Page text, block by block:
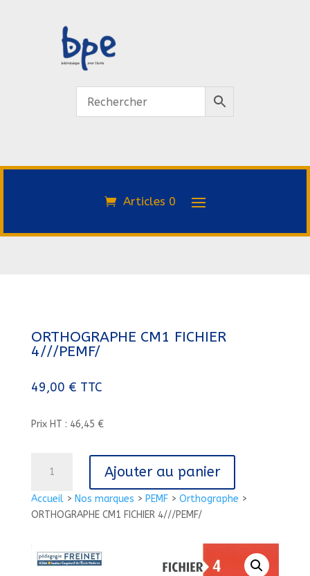
Articles 0
Accueil> Nos marques > PEMF> Orthographe >
ORTHOGRAPHE CM1 FICHIER 4///PEMF/
ORTHOGRAPHE CM1 FICHIER
4///PEMF/
49,00 € TTC
Prix HT : 46,45 €
ORTHOGRAPHE
CM1
Ajouter au panier